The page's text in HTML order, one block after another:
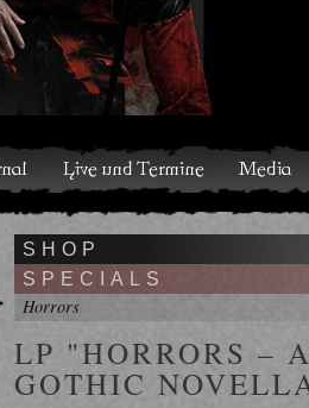
Media Shop Band Discografie
SHOP
SPECIALS
Horrors
LP "HORRORS –
GOTHIC